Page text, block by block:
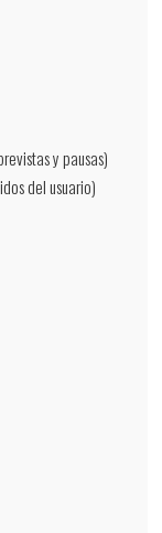
y pausas)
del usuario)